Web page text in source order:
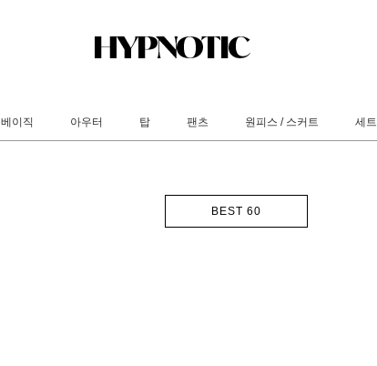
베이직 아우터 탑 팬츠 원피스 / 스커트 세트
BEST 60